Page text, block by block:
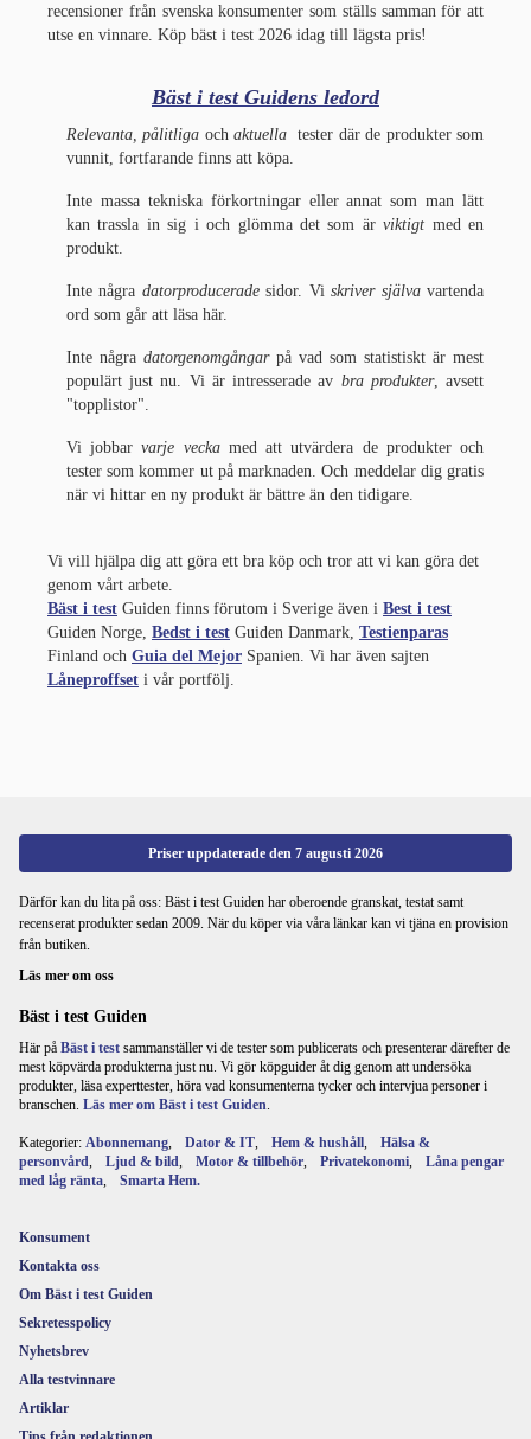
recensioner från svenska konsumenter som ställs samman för att
utse en vinnare. Köp bäst i test 2026 idag till lägsta pris!
Bäst i test Guidens ledord
Relevanta , pålitliga och aktuellatester där de produkter som
vunnit, fortfarande finns att köpa.
Inte massa tekniska förkortningar eller annat som man lätt
kan trassla in sig i och glömma det som ärviktigt med en
produkt.
Inte några datorproduceradesidor. Viskriver självavartenda
ord som går att läsa här.
Inte några datorgenomgångarpå vad som statistiskt är mest
populärt just nu. Vi är intresserade av bra produkter, avsett
"topplistor".
Vi jobbarvarje veckamed att utvärdera de produkter och
tester som kommer ut på marknaden. Och meddelar dig gratis
när vi hittar en ny produkt är bättre än den tidigare.
Vi vill hjälpa dig att göra ett bra köp och tror att vi kan göra det
genom vårt arbete.
Bäst i test Guiden finns förutom i Sverige även i Best i test
Guiden Norge, Bedst i test Guiden Danmark, Testienparas
Finland och Guia del Mejor Spanien. Vi har även sajten
Låneproffset i vår portfölj.
Bäst i test Guiden
Här på Bäst i test sammanställer vi de tester som publicerats och presenterar därefter de
mest köpvärda produkterna just nu. Vi gör köpguider åt dig genom att undersöka
produkter, läsa experttester, höra vad konsumenterna tycker och intervjua personer i
branschen. Läs mer om Bäst i test Guiden
Kategorier: Abonnemang Dator & IT Hem & hushåll
Hälsa &
personvård
Ljud & bild Motor & tillbehör Privatekonomi
Låna pengar
med låg ränta
Smarta Hem.
Priser uppdaterade den 7 augusti 2026
Därför kan du lita på oss: Bäst i test Guiden har oberoende granskat, testat samt
recenserat produkter sedan 2009. När du köper via våra länkar kan vi tjäna en provision
från butiken.
Läs mer om oss
Konsument
Kontakta oss
Om Bäst i test Guiden
Sekretesspolicy
Nyhetsbrev
Alla testvinnare
Artiklar